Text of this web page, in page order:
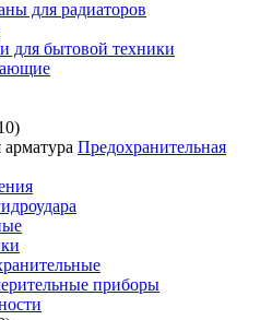
для радиаторов
для бытовой техники
Предохранительная
приборы